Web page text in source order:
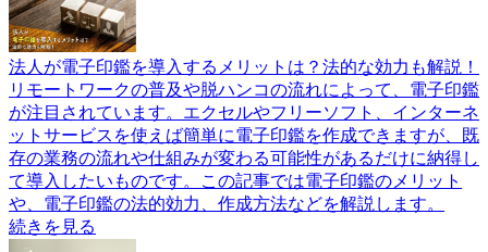
法人が電子印鑑を導入するメリットは？法的な効力も解説！
リモートワークの普及や脱ハンコの流れによって、電子印鑑
が注目されています。エクセルやフリーソフト、インターネ
ットサービスを使えば簡単に電子印鑑を作成できますが、既
存の業務の流れや仕組みが変わる可能性があるだけに納得し
て導入したいものです。この記事では電子印鑑のメリット
や、電子印鑑の法的効力、作成方法などを解説します。
続きを見る